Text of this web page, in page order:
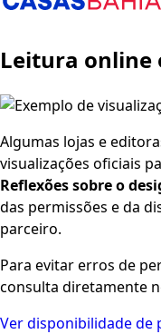
Leitura online
Algumas lojas e
visualizações oficiais
Reflexões sobre o
das permissões e da
parceiro.
Para evitar erros de
consulta diretamente
Ver disponibilidade de